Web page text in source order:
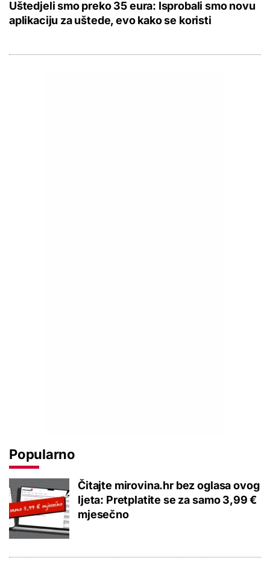
Uštedjeli smo preko 35 eura: Isprobali smo novu
aplikaciju za uštede, evo kako se koristi
Popularno
Čitajte mirovina.hr bez oglasa ovog
ljeta: Pretplatite se za samo 3,99 €
mjesečno